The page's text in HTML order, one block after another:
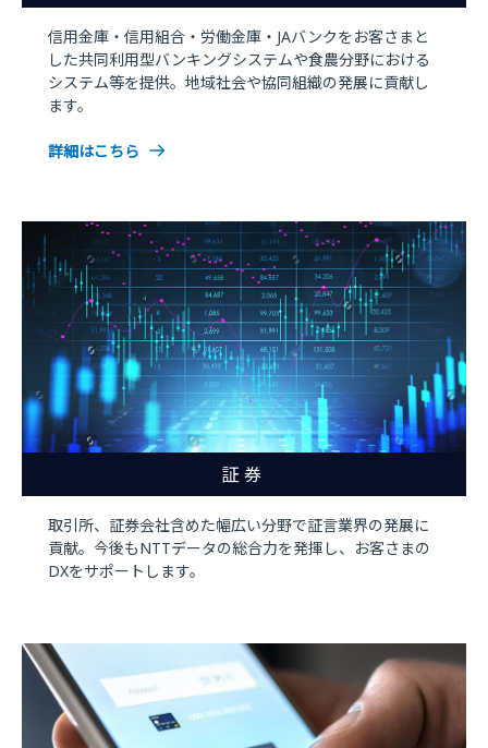
信用金庫・信用組合・労働金庫・JAバンクをお客さまと
した共同利用型バンキングシステムや食農分野における
システム等を提供。地域社会や協同組織の発展に貢献し
ます。
詳細はこちら
証券
取引所、証券会社含めた幅広い分野で証言業界の発展に
貢献。今後もNTTデータの総合力を発揮し、お客さまの
DXをサポートします。